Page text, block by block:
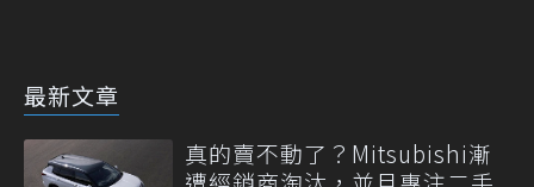
最新文章
真的賣不動了？Mitsubishi漸